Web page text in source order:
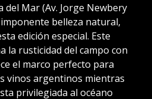
del Mar (Av. Jorge Newbery
belleza natural,
edición especial. Este
la rusticidad del campo con
el marco perfecto para
vinos argentinos mientras
privilegiada al océano